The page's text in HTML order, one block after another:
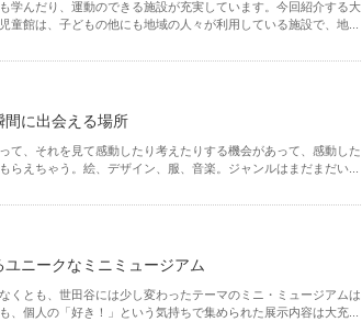
学んだり、運動のできる施設が充実しています。今回紹介する大
童館は、子どもの他にも地域の人々が利用している施設で、地...
間に出会える場所
て、それを見て感動したり考えたりする機会があって、感動した
らえちゃう。絵、デザイン、服、音楽。ジャンルはまだまだい...
ニークなミニミュージアム
くとも、世田谷には少し変わったテーマのミニ・ミュージアムは
、個人の「好き！」という気持ちで集められた展示内容は大充...